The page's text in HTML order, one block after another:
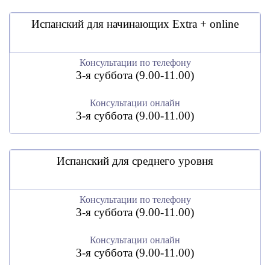
Испанский для начинающих Extra + online
Консультации по телефону
3-я суббота (9.00-11.00)
Консультации онлайн
3-я суббота (9.00-11.00)
Испанский для среднего уровня
Консультации по телефону
3-я суббота (9.00-11.00)
Консультации онлайн
3-я суббота (9.00-11.00)